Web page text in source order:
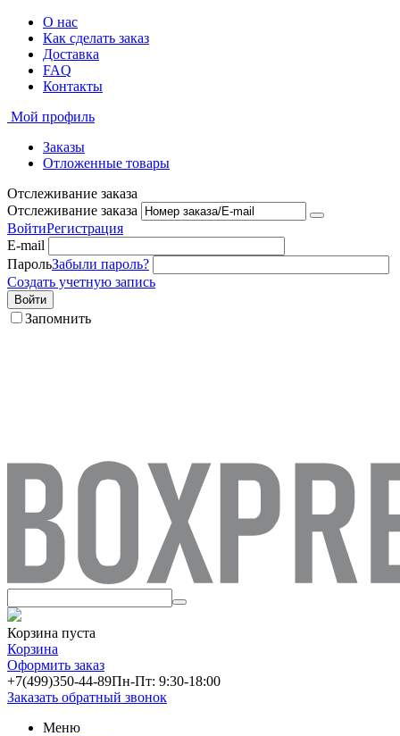
О нас
Как сделать заказ
Доставка
FAQ
Контакты
Мой профиль
Заказы
Отложенные товары
Отслеживание заказа
Отслеживание заказа
ВойтиРегистрация
E-mail
ПарольЗабыли пароль?
Создать учетную запись
Войти
Запомнить
Корзина пуста
Корзина
Оформить заказ
+7(499)350-44-89Пн-Пт: 9:30-18:00
Заказать обратный звонок
Меню